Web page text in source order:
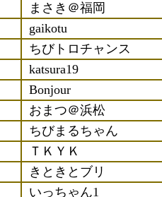
まさき＠福岡
gaikotu
ちびトロチャンス
katsura19
Bonjour
おまつ＠浜松
ちびまるちゃん
ＴＫＹＫ
きときとブリ
いっちゃん1